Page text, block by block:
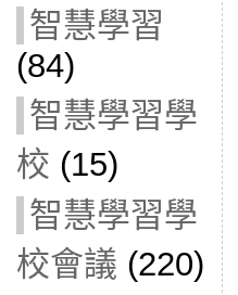
智慧學習
(84)
智慧學習學
校 (15)
智慧學習學
校會議 (220)